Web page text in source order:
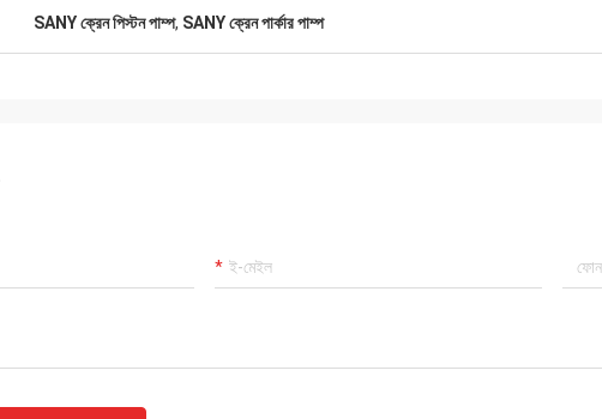
SANY ক্রেন পিস্টন পাম্প, SANY ক্রেন পার্কার পাম্প